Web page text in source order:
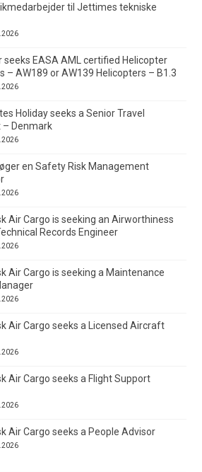
til Jettimes tekniske
seeks EASA AML certified Helicopter
– AW189 or AW139 Helicopters – B1.3
Holiday seeks a Senior Travel
– Denmark
en Safety Risk Management
Air Cargo is seeking an Airworthiness
Records Engineer
Air Cargo is seeking a Maintenance
Air Cargo seeks a Licensed Aircraft
Air Cargo seeks a Flight Support
Air Cargo seeks a People Advisor